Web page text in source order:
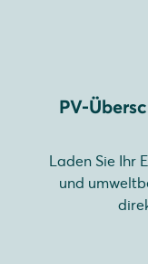
PV-
Laden Sie Ihr
und